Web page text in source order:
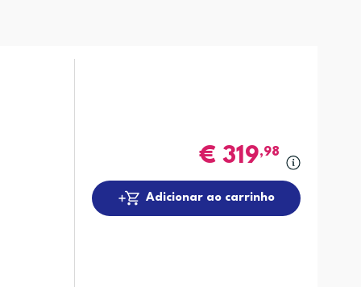
€319,98
Adicionar ao carrinho